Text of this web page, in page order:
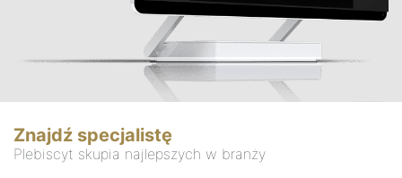
Znajdź specjalistę
Plebiscyt skupia najlepszych w branży